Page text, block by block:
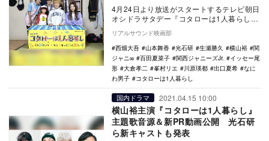
4月24日より放送がスタートするテレビ朝日
オシドラサタデー『コタローは1人暮らし』
の制作発表記者会見が4月19日にリモートで
行わ…
リアルサウンド映画部
西畑大吾
山本舞香 光石研 生瀬勝久 横山裕
関
ジャニ∞
百田夏菜子 関西ジャニーズJr.
イッセー尾
形
大倉孝二 峯村リエ 川原瑛都 出口夏希
なに
わ男子
コタローは1人暮らし
国内ドラマ 2021.04.15 10:00
横山裕主演『コタローは1人暮らし』
主題歌音源＆新PR動画公開 光石研
ら新キャストも発表